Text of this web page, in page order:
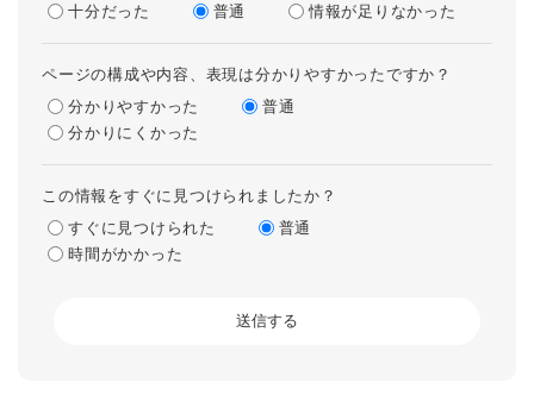
十分だった
普通 情報が足りなかった
ページの構成や内容、表現は分かりやすかったですか？
分かりやすかった
普通
分かりにくかった
この情報をすぐに見つけられましたか？
すぐに見つけられた
普通
時間がかかった